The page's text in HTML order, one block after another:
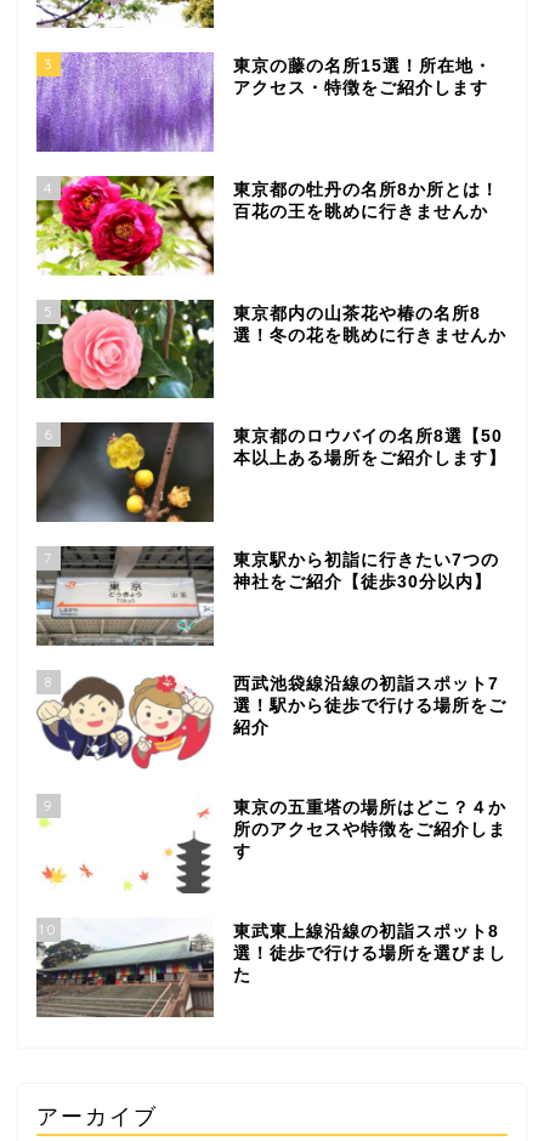
3
東京の藤の名所15選！所在地・
アクセス・特徴をご紹介します
4
東京都の牡丹の名所8か所とは！
百花の王を眺めに行きませんか
5
東京都内の山茶花や椿の名所8
選！冬の花を眺めに行きませんか
6
東京都のロウバイの名所8選【50
本以上ある場所をご紹介します】
7
東京駅から初詣に行きたい7つの
神社をご紹介【徒歩30分以内】
8
西武池袋線沿線の初詣スポット7
選！駅から徒歩で行ける場所をご
紹介
9
東京の五重塔の場所はどこ？４か
所のアクセスや特徴をご紹介しま
す
10
東武東上線沿線の初詣スポット8
選！徒歩で行ける場所を選びまし
た
アーカイブ